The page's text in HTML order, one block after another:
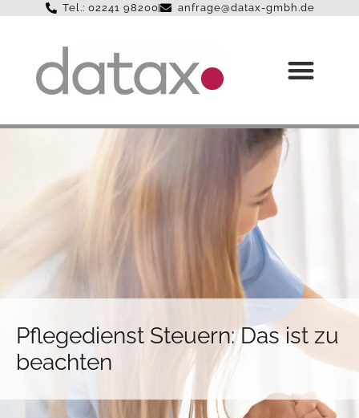
Tel.: 02241 98200 anfrage@datax-gmbh.de
Pflegedienst Steuern: Das ist zu
beachten